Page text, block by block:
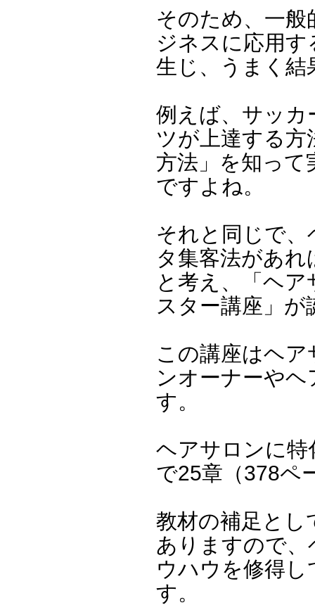
そのため、一
ジネスに応用
生じ、うまく結
例えば、サッ
ツが上達する
方法」を知って
ですよね。
それと同じで
タ集客法があ
と考え、「ヘ
スター講座」
この講座はヘ
ンオーナーや
す。
ヘアサロンに
で25章（378ペ
教材の補足とし
ありますので
ウハウを修得
す。